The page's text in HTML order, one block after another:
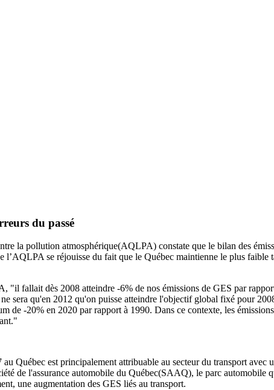
du passé
la pollution atmosphérique(AQLPA) constate que le bilan des
se réjouisse du fait que le Québec maintienne le plus faible
fallait dès 2008 atteindre -6% de nos émissions de GES par
sera qu'en 2012 qu'on puisse atteindre l'objectif global fixé pour
de -20% en 2020 par rapport à 1990. Dans ce contexte, les
Québec est principalement attribuable au secteur du transport
de l'assurance automobile du Québec(SAAQ), le parc automobile
une augmentation des GES liés au transport.